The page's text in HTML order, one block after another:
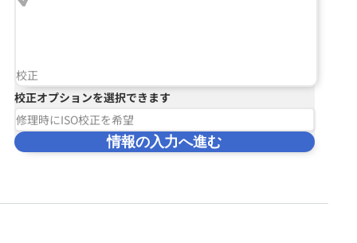
校正
校正オプションを選択できます
修理時にISO校正を希望
情報の入力へ進む